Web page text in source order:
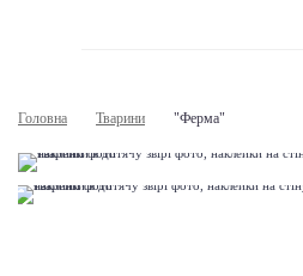
Головна Тварини "Ферма"